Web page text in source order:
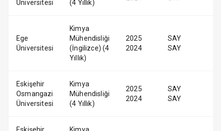
Üniversitesi
(4 Yıllık)
Ege
Üniversitesi
Kimya
Mühendisliği
(İngilizce) (4
Yıllık)
2025
2024
SAY
SAY
Eskişehir
Osmangazi
Üniversitesi
Kimya
Mühendisliği
(4 Yıllık)
2025
2024
SAY
SAY